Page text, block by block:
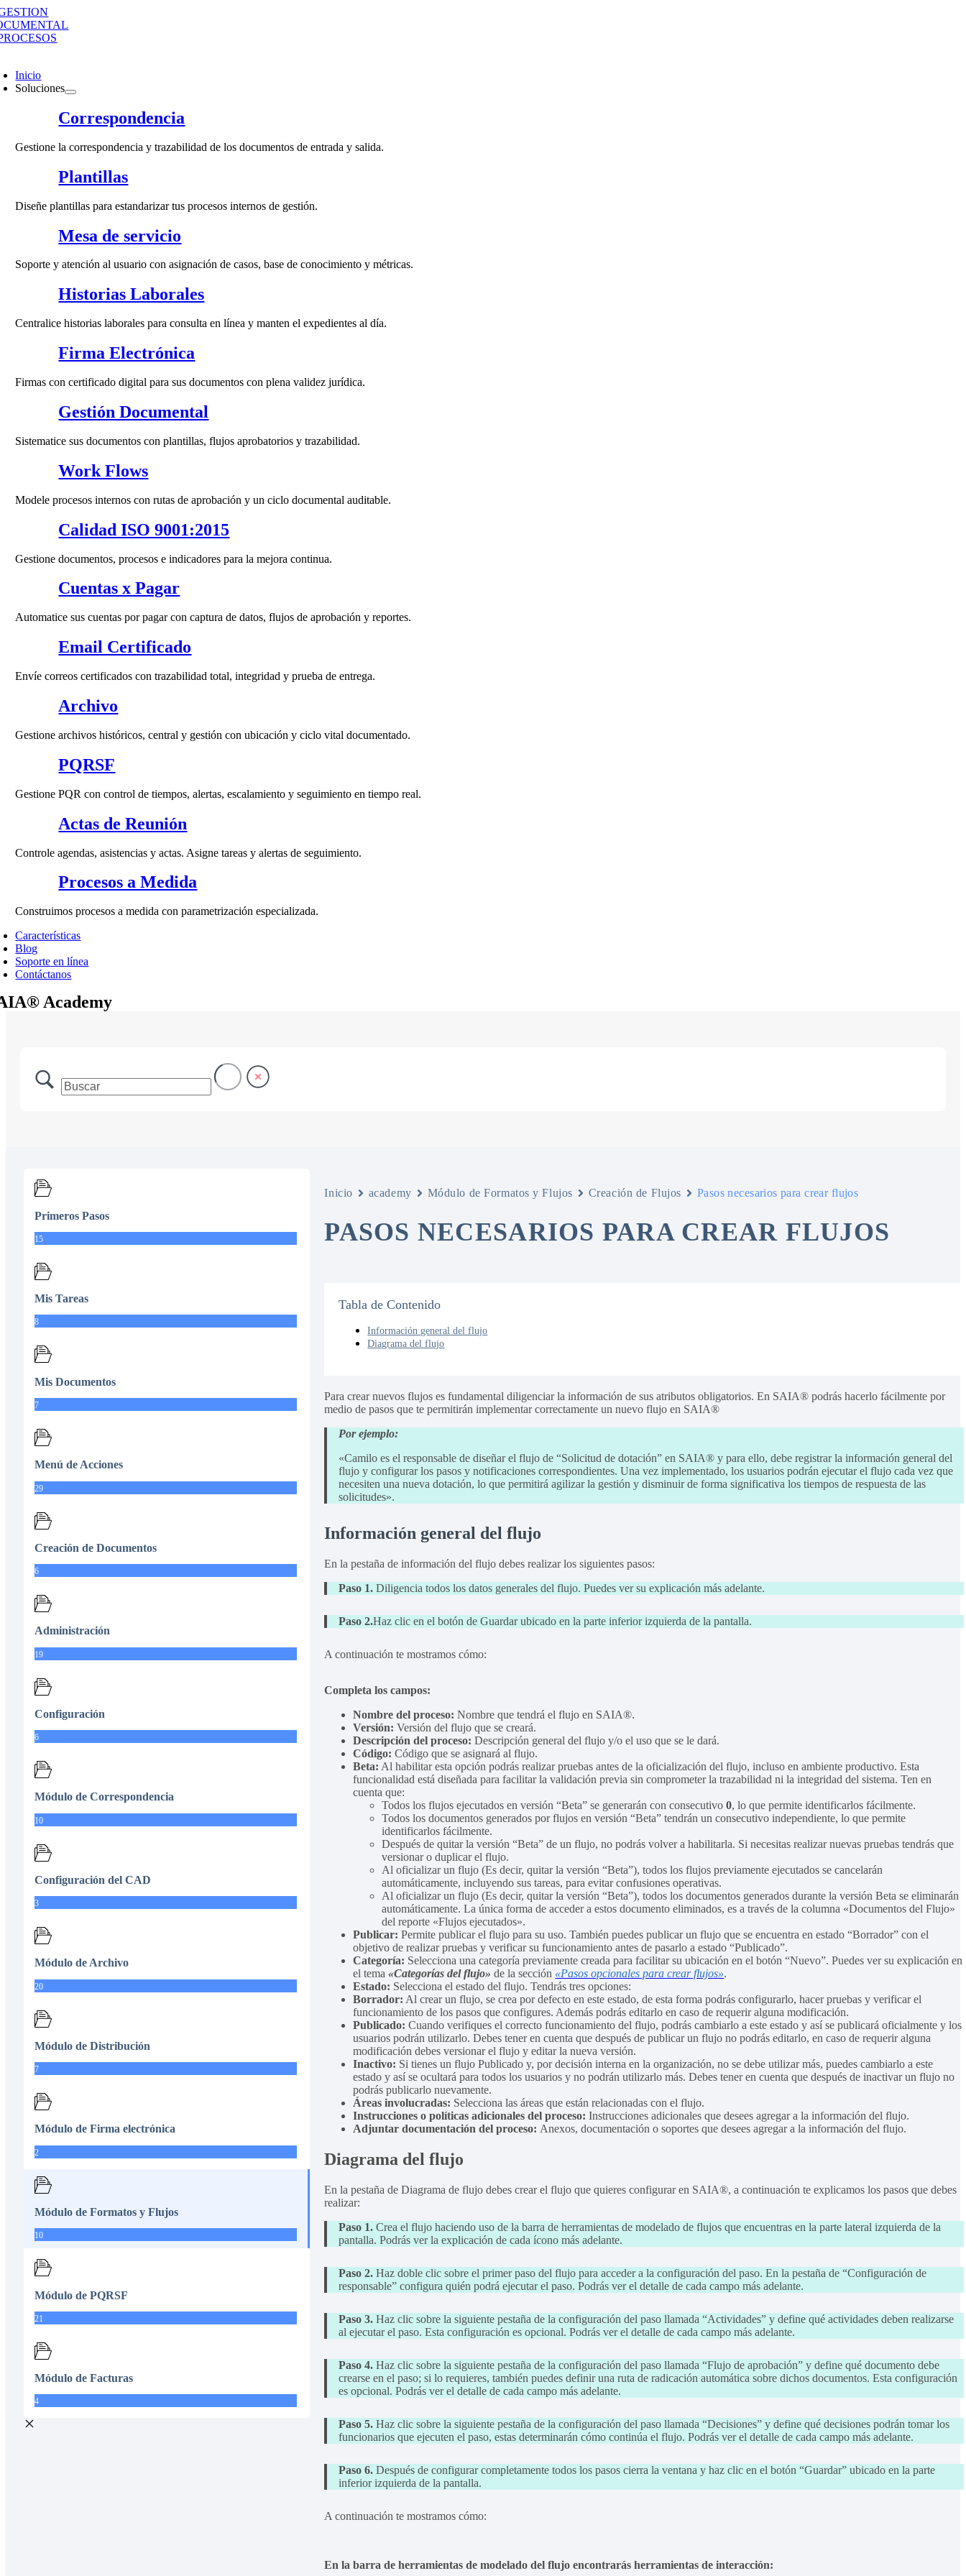
Saltar
al
contenido
Inicio
Soluciones
Correspondencia
Gestione la correspondencia y trazabilidad de los documentos de entrada y salida.
Plantillas
Diseñe plantillas para estandarizar tus procesos internos de gestión.
Mesa de servicio
Soporte y atención al usuario con asignación de casos, base de conocimiento y métricas.
Historias Laborales
Centralice historias laborales para consulta en línea y manten el expedientes al día.
Firma Electrónica
Firmas con certificado digital para sus documentos con plena validez jurídica.
Gestión Documental
Sistematice sus documentos con plantillas, flujos aprobatorios y trazabilidad.
Work Flows
Modele procesos internos con rutas de aprobación y un ciclo documental auditable.
Calidad ISO 9001:2015
Gestione documentos, procesos e indicadores para la mejora continua.
Cuentas x Pagar
Automatice sus cuentas por pagar con captura de datos, flujos de aprobación y reportes.
Email Certificado
Envíe correos certificados con trazabilidad total, integridad y prueba de entrega.
Archivo
Gestione archivos históricos, central y gestión con ubicación y ciclo vital documentado.
PQRSF
Gestione PQR con control de tiempos, alertas, escalamiento y seguimiento en tiempo real.
Actas de Reunión
Controle agendas, asistencias y actas. Asigne tareas y alertas de seguimiento.
Procesos a Medida
Construimos procesos a medida con parametrización especializada.
Características
Blog
Soporte en línea
Contáctanos
Academy
Primeros Pasos
15
Mis Tareas
8
Mis Documentos
7
Menú de Acciones
29
Creación de Documentos
6
Administración
19
Configuración
6
Módulo de Correspondencia
10
Configuración del CAD
3
Módulo de Archivo
20
Módulo de Distribución
7
Módulo de Firma electrónica
2
Módulo de Formatos y Flujos
10
Módulo de PQRSF
21
Módulo de Facturas
4
Inicio academy Módulo de Formatos y Flujos Creación de Flujos Pasos necesarios para crear flujos
PASOS NECESARIOS PARA CREAR FLUJOS
Tabla de Contenido
Información general del flujo
Diagrama del flujo
Para crear nuevos flujos es fundamental diligenciar la información de sus atributos obligatorios. En SAIA® podrás hacerlo fácilmente por
medio de pasos que te permitirán implementar correctamente un nuevo flujo en SAIA®
Por ejemplo:
«Camilo es el responsable de diseñar el flujo de “Solicitud de dotación” en SAIA® y para ello, debe registrar la información general del
flujo y configurar los pasos y notificaciones correspondientes. Una vez implementado, los usuarios podrán ejecutar el flujo cada vez que
necesiten una nueva dotación, lo que permitirá agilizar la gestión y disminuir de forma significativa los tiempos de respuesta de las
solicitudes».
Información general del flujo
En la pestaña de información del flujo debes realizar los siguientes pasos:
Paso 1. Diligencia todos los datos generales del flujo. Puedes ver su explicación más adelante.
Paso 2.Haz clic en el botón de Guardar ubicado en la parte inferior izquierda de la pantalla.
A continuación te mostramos cómo:
Completa los campos:
Nombre del proceso: Nombre que tendrá el flujo en SAIA®.
Versión:Versión del flujo que se creará.
Descripción del proceso:Descripción general del flujo y/o el uso que se le dará.
Código: Código que se asignará al flujo.
Beta: Al habilitar esta opción podrás realizar pruebas antes de la oficialización del flujo, incluso en ambiente productivo. Esta
funcionalidad está diseñada para facilitar la validación previa sin comprometer la trazabilidad ni la integridad del sistema. Ten en
cuenta que:
Todos los flujos ejecutados en versión “Beta” se generarán con consecutivo0, lo que permite identificarlos fácilmente.
Todos los documentos generados por flujos en versión “Beta” tendrán un consecutivo independiente, lo que permite
identificarlos fácilmente.
Después de quitar la versión “Beta” de un flujo, no podrás volver a habilitarla. Si necesitas realizar nuevas pruebas tendrás que
versionar o duplicar el flujo.
Al oficializar un flujo (Es decir, quitar la versión “Beta”), todos los flujos previamente ejecutados se cancelarán
automáticamente, incluyendo sus tareas, para evitar confusiones operativas.
Al oficializar un flujo (Es decir, quitar la versión “Beta”), todos los documentos generados durante la versión Beta se eliminarán
automáticamente. La única forma de acceder a estos documento eliminados, es a través de la columna «Documentos del Flujo»
del reporte «Flujos ejecutados».
Publicar: Permite publicar el flujo para su uso. También puedes publicar un flujo que se encuentra en estado “Borrador” con el
objetivo de realizar pruebas y verificar su funcionamiento antes de pasarlo a estado “Publicado”.
Categoría: Selecciona una categoría previamente creada para facilitar su ubicación en el botón “Nuevo”. Puedes ver su explicación en
el tema«Categorías del flujo» de la sección «Pasos opcionales para crear flujos».
Estado: Selecciona el estado del flujo. Tendrás tres opciones:
Borrador: Al crear un flujo, se crea por defecto en este estado, de esta forma podrás configurarlo, hacer pruebas y verificar el
funcionamiento de los pasos que configures. Además podrás editarlo en caso de requerir alguna modificación.
Publicado: Cuando verifiques el correcto funcionamiento del flujo, podrás cambiarlo a este estado y así se publicará oficialmente y los
usuarios podrán utilizarlo. Debes tener en cuenta que después de publicar un flujo no podrás editarlo, en caso de requerir alguna
modificación debes versionar el flujo y editar la nueva versión.
Inactivo: Si tienes un flujo Publicado y, por decisión interna en la organización, no se debe utilizar más, puedes cambiarlo a este
estado y así se ocultará para todos los usuarios y no podrán utilizarlo más. Debes tener en cuenta que después de inactivar un flujo no
podrás publicarlo nuevamente.
Áreas involucradas: Selecciona las áreas que están relacionadas con el flujo.
Instrucciones o políticas adicionales del proceso:Instrucciones adicionales que desees agregar a la información del flujo.
Adjuntar documentación del proceso: Anexos, documentación o soportes que desees agregar a la información del flujo.
Diagrama del flujo
En la pestaña de Diagrama de flujo debes crear el flujo que quieres configurar en SAIA®, a continuación te explicamos los pasos que debes
realizar:
Paso 1. Crea el flujo haciendo uso de la barra de herramientas de modelado de flujos que encuentras en la parte lateral izquierda de la
pantalla. Podrás ver la explicación de cada ícono más adelante.
Paso 2. Haz doble clic sobre el primer paso del flujo para acceder a la configuración del paso. En la pestaña de “Configuración de
responsable” configura quién podrá ejecutar el paso. Podrás ver el detalle de cada campo más adelante.
Paso 3. Haz clic sobre la siguiente pestaña de la configuración del paso llamada “Actividades” y define qué actividades deben realizarse
al ejecutar el paso. Esta configuración es opcional. Podrás ver el detalle de cada campo más adelante.
Paso 4. Haz clic sobre la siguiente pestaña de la configuración del paso llamada “Flujo de aprobación” y define qué documento debe
crearse en el paso; si lo requieres, también puedes definir una ruta de radicación automática sobre dichos documentos. Esta configuración
es opcional. Podrás ver el detalle de cada campo más adelante.
Paso 5. Haz clic sobre la siguiente pestaña de la configuración del paso llamada “Decisiones” y define qué decisiones podrán tomar los
funcionarios que ejecuten el paso, estas determinarán cómo continúa el flujo. Podrás ver el detalle de cada campo más adelante.
Paso 6. Después de configurar completamente todos los pasos cierra la ventana y haz clic en el botón “Guardar” ubicado en la parte
inferior izquierda de la pantalla.
A continuación te mostramos cómo:
En la barra de herramientas de modelado del flujo encontrarás herramientas de interacción: